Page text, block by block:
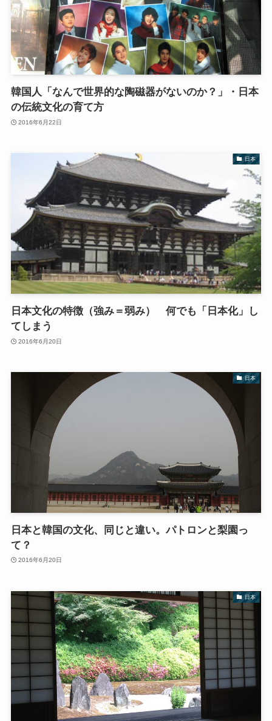
韓国人「なんで世界的な陶磁器がないのか？」・日本
の伝統文化の育て方
2016年6月22日
日本
日本文化の特徴（強み＝弱み） 何でも「日本化」し
てしまう
2016年6月20日
日本
日本と韓国の文化、同じと違い。パトロンと梨園っ
て？
2016年6月20日
日本